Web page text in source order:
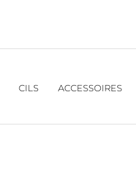
CILS ACCESSOIRES